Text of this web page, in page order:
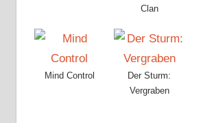
Clan
Mind Control
Der Sturm:
Vergraben